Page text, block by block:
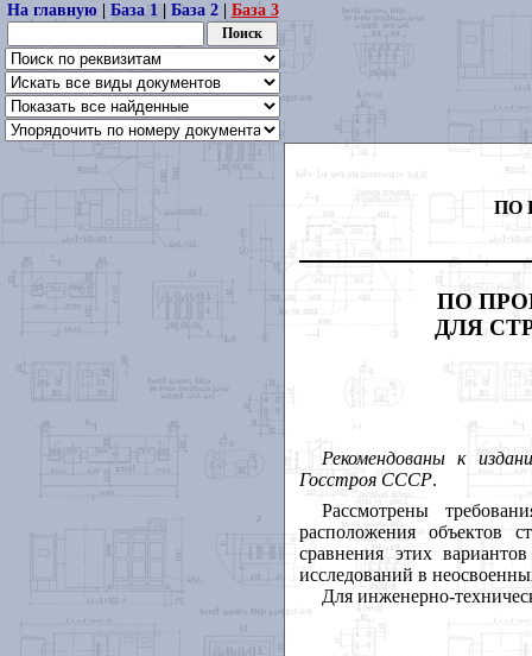
На главную| База 1| База 2| База 3
ПО
ПО
ДЛЯ
Рекомендованы к
Госстроя СССР.
Рассмотрены
расположения объектов
сравнения этих
исследований в
Для инженерно-